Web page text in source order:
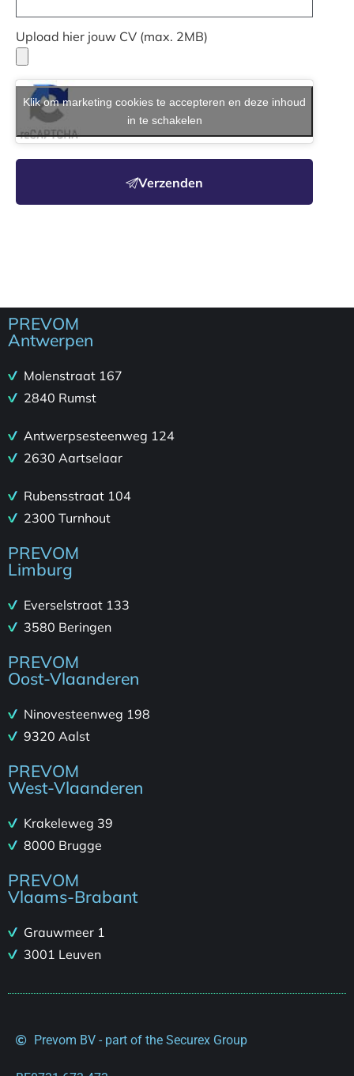
Upload hier jouw CV (max. 2MB)
Klik om marketing cookies te accepteren en deze inhoud
in te schakelen
Verzenden
PREVOM
Antwerpen
Molenstraat 167
2840 Rumst
Antwerpsesteenweg 124
2630 Aartselaar
Rubensstraat 104
2300 Turnhout
PREVOM
Limburg
Everselstraat 133
3580 Beringen
PREVOM
Oost-Vlaanderen
Ninovesteenweg 198
9320 Aalst
PREVOM
West-Vlaanderen
Krakeleweg 39
8000 Brugge
PREVOM
Vlaams-Brabant
Grauwmeer 1
3001 Leuven
Prevom BV - part of the Securex Group